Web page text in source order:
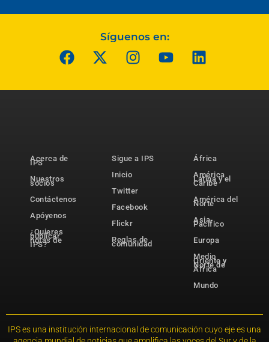
Síguenos en:
Acerca de
IPS
Nuestros
socios
Contáctenos
Apóyenos
¿Quieres
publicar
notas de
IPS?
Sigue a IPS
Inicio
Twitter
Facebook
Flickr
Reglas de
comunidad
África
América
Latina y el
Caribe
América del
Norte
Asia-
Pacífico
Europa
Medio
Oriente y
Norte de
África
Mundo
IPS es una institución internacional de comunicación cuyo eje es una